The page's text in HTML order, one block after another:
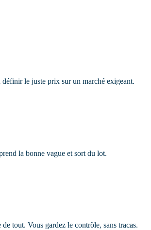
le juste prix sur un marché exigeant.
la bonne vague et sort du lot.
tout. Vous gardez le contrôle, sans tracas.